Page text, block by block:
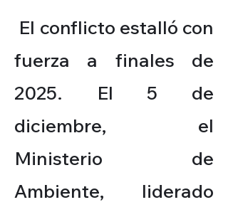
El conflicto estalló con
fuerza a finales de
2025. El 5 de
diciembre, el
Ministerio de
Ambiente, liderado